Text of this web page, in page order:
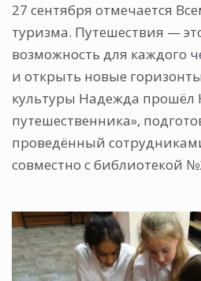
27 сентября отмечается
туризма. Путешествия —
возможность для каждого
и открыть новые
культуры Надежда прошёл
путешественника»,
проведённый
совместно с библиотекой